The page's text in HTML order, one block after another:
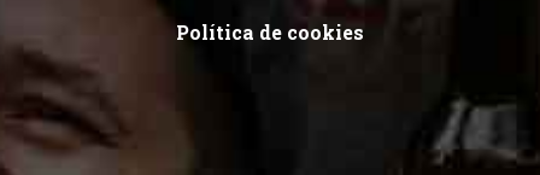
Política de cookies